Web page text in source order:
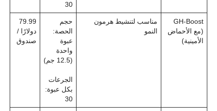
30
GH-Boost
(مع الأحماض
الأمينية)
مناسب لتنشيط هرمون
النمو
حجم
الحصة:
عبوة
واحدة
(12.5 جم)
الجرعات
بكل عبوة:
30
79.99
دولارًا /
صندوق